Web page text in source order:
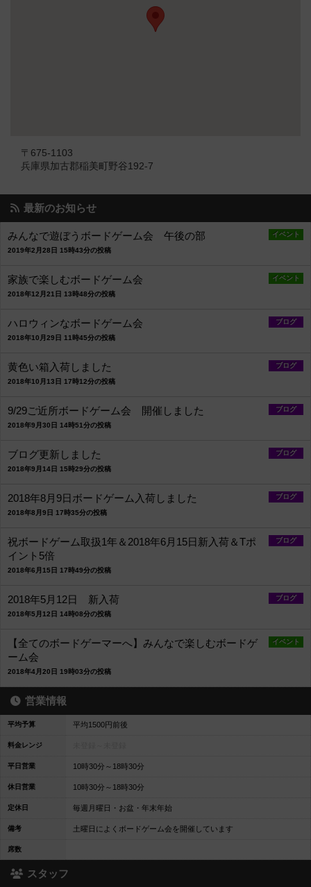
〒675-1103
兵庫県加古郡稲美町野谷192-7
最新のお知らせ
イベント
みんなで遊ぼうボードゲーム会 午後の部
2019年2月28日 15時43分の投稿
イベント
家族で楽しむボードゲーム会
2018年12月21日 13時48分の投稿
ブログ
ハロウィンなボードゲーム会
2018年10月29日 11時45分の投稿
ブログ
黄色い箱入荷しました
2018年10月13日 17時12分の投稿
ブログ
9/29ご近所ボードゲーム会 開催しました
2018年9月30日 14時51分の投稿
ブログ
ブログ更新しました
2018年9月14日 15時29分の投稿
ブログ
2018年8月9日ボードゲーム入荷しました
2018年8月9日 17時35分の投稿
ブログ
祝ボードゲーム取扱1年＆2018年6月15日新入荷＆Tポ
イント5倍
2018年6月15日 17時49分の投稿
ブログ
2018年5月12日 新入荷
2018年5月12日 14時08分の投稿
イベント
【全てのボードゲーマーへ】みんなで楽しむボードゲ
ーム会
2018年4月20日 19時03分の投稿
営業情報
平均予算 平均1500円前後
料金レンジ
平日営業 10時30分～18時30分
休日営業 10時30分～18時30分
定休日 毎週月曜日・お盆・年末年始
備考 土曜日によくボードゲーム会を開催しています
席数
スタッフ